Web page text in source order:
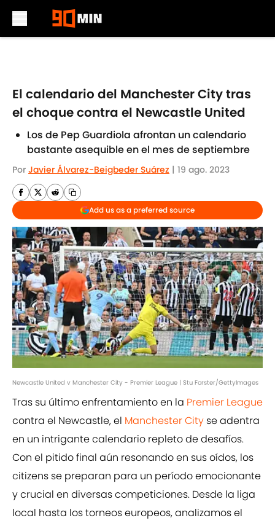
El calendario del Manchester City tras
el choque contra el Newcastle United
Los de Pep Guardiola afrontan un calendario
bastante asequible en el mes de septiembre
Por Javier Álvarez-Beigbeder Suárez | 19 ago. 2023
Add us as a preferred source
Newcastle United v Manchester City - Premier League | Stu Forster/GettyImages
Tras su último enfrentamiento en la Premier League
contra el Newcastle, el Manchester City se adentra
en un intrigante calendario repleto de desafíos.
Con el pitido final aún resonando en sus oídos, los
citizens se preparan para un período emocionante
y crucial en diversas competiciones. Desde la liga
local hasta los torneos europeos, analizamos el